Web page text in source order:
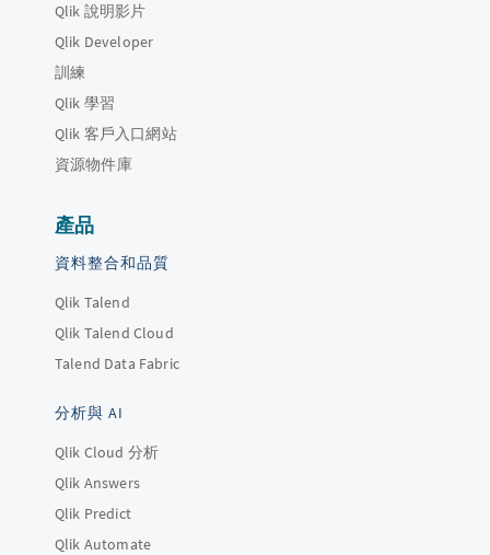
Qlik 說明影片
Qlik Developer
訓練
Qlik 學習
Qlik 客戶入口網站
資源物件庫
產品
資料整合和品質
Qlik Talend
Qlik Talend Cloud
Talend Data Fabric
分析與 AI
Qlik Cloud 分析
Qlik Answers
Qlik Predict
Qlik Automate